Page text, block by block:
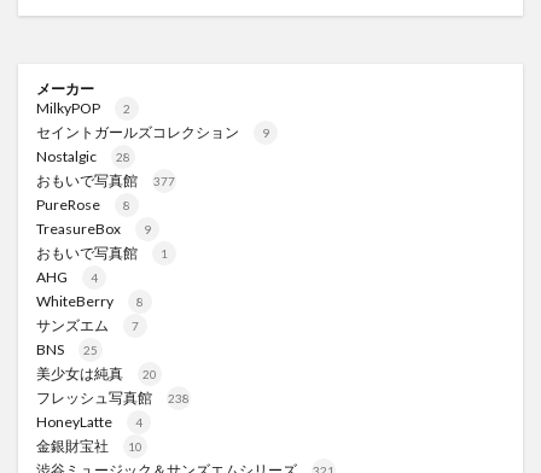
メーカー
MilkyPOP
2
セイントガールズコレクション 9
Nostalgic 28
おもいで写真館 377
PureRose 8
TreasureBox 9
おもいで写真館 1
AHG 4
WhiteBerry 8
サンズエム 7
BNS 25
美少女は純真 20
フレッシュ写真館 238
HoneyLatte 4
金銀財宝社 10